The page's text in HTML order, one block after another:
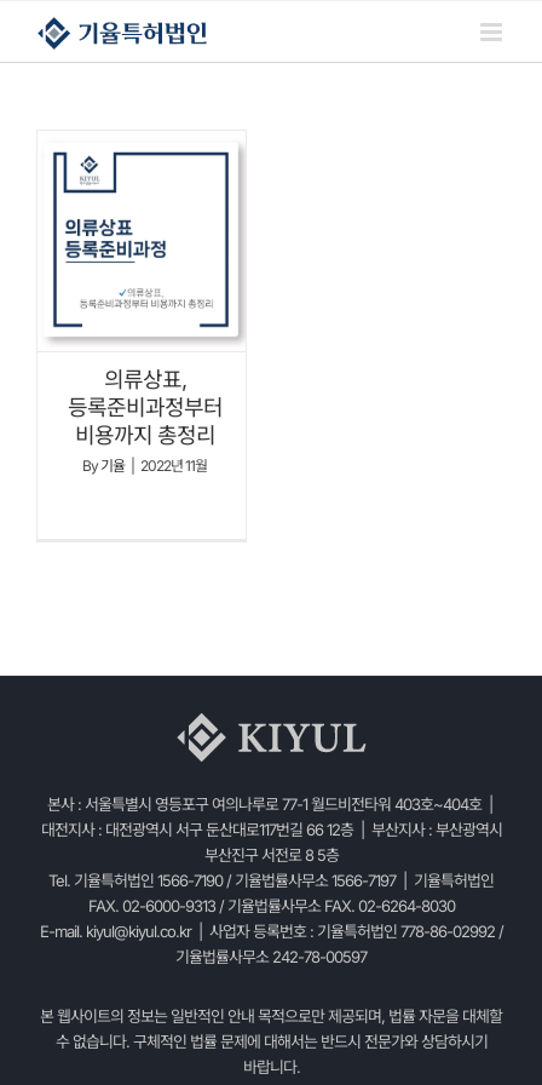
콘텐츠로
건너뛰기
의류상표,
등록준비과정부터
비용까지 총정리
By기율 2022년 11월
본사 : 서울특별시 영등포구 여의나루로 77-1 월드비전타워 403호~404호 |
대전지사 : 대전광역시 서구 둔산대로117번길 66 12층 | 부산지사 : 부산광역시
부산진구 서전로 8 5층
Tel. 기율특허법인 1566-7190 / 기율법률사무소 1566-7197 | 기율특허법인
FAX. 02-6000-9313 / 기율법률사무소 FAX. 02-6264-8030
E-mail. kiyul@kiyul.co.kr| 사업자 등록번호 : 기율특허법인 778-86-02992 /
기율법률사무소 242-78-00597
본 웹사이트의 정보는 일반적인 안내 목적으로만 제공되며, 법률 자문을 대체할
수 없습니다. 구체적인 법률 문제에 대해서는 반드시 전문가와 상담하시기
바랍니다.